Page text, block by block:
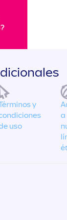
y
uso
a